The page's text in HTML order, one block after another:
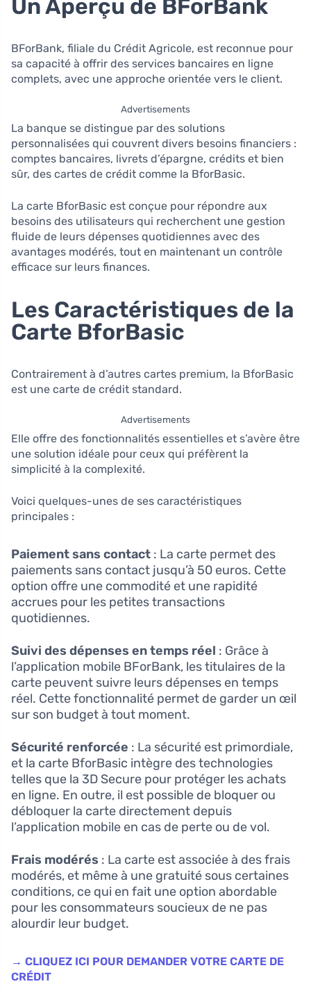
Un Aperçu de BForBank
BForBank, filiale du Crédit Agricole, est reconnue pour
sa capacité à offrir des services bancaires en ligne
complets, avec une approche orientée vers le client.
Advertisements
La banque se distingue par des solutions
personnalisées qui couvrent divers besoins financiers :
comptes bancaires, livrets d’épargne, crédits et bien
sûr, des cartes de crédit comme la BforBasic.
La carte BforBasic est conçue pour répondre aux
besoins des utilisateurs qui recherchent une gestion
fluide de leurs dépenses quotidiennes avec des
avantages modérés, tout en maintenant un contrôle
efficace sur leurs finances.
Les Caractéristiques de la
Carte BforBasic
Contrairement à d’autres cartes premium, la BforBasic
est une carte de crédit standard.
Advertisements
Elle offre des fonctionnalités essentielles et s’avère être
une solution idéale pour ceux qui préfèrent la
simplicité à la complexité.
Voici quelques-unes de ses caractéristiques
principales :
Paiement sans contact : La carte permet des
paiements sans contact jusqu’à 50 euros. Cette
option offre une commodité et une rapidité
accrues pour les petites transactions
quotidiennes.
Suivi des dépenses en temps réel : Grâce à
l’application mobile BForBank, les titulaires de la
carte peuvent suivre leurs dépenses en temps
réel. Cette fonctionnalité permet de garder un œil
sur son budget à tout moment.
Sécurité renforcée : La sécurité est primordiale,
et la carte BforBasic intègre des technologies
telles que la 3D Secure pour protéger les achats
en ligne. En outre, il est possible de bloquer ou
débloquer la carte directement depuis
l’application mobile en cas de perte ou de vol.
Frais modérés : La carte est associée à des frais
modérés, et même à une gratuité sous certaines
conditions, ce qui en fait une option abordable
pour les consommateurs soucieux de ne pas
alourdir leur budget.
→ CLIQUEZ ICI POUR DEMANDER VOTRE CARTE DE
CRÉDIT